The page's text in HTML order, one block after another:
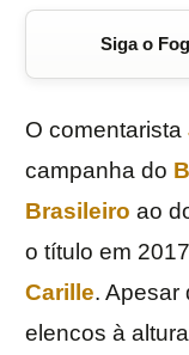
Siga o
O comentarista
campanha do
Brasileiro ao
o título em
Carille. Apesar
elencos à